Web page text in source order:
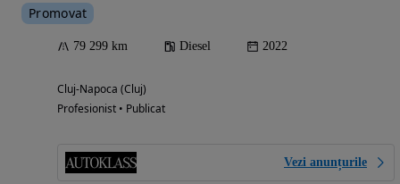
Promovat
79 299 km Diesel 2022
Cluj-Napoca (Cluj)
Profesionist • Publicat
Vezi anunțurile